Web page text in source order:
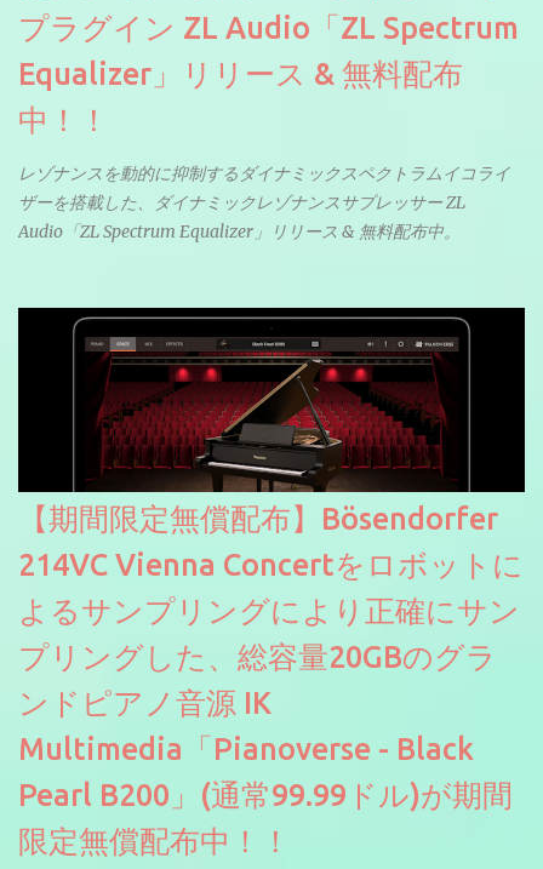
プラグイン ZL Audio「ZL Spectrum
Equalizer」リリース & 無料配布
中！！
レゾナンスを動的に抑制するダイナミックスペクトラムイコライ
ザーを搭載した、ダイナミックレゾナンスサプレッサー ZL
Audio「ZL Spectrum Equalizer」リリース & 無料配布中。
【期間限定無償配布】Bösendorfer
214VC Vienna Concertをロボットに
よるサンプリングにより正確にサン
プリングした、総容量20GBのグラ
ンドピアノ音源 IK
Multimedia「Pianoverse - Black
Pearl B200」(通常99.99ドル)が期間
限定無償配布中！！